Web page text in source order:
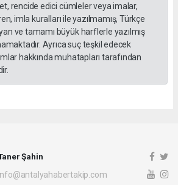
rencide edici cümleler veya imalar,
imla kuralları ile yazılmamış, Türkçe
ve tamamı büyük harflerle yazılmış
Ayrıca suç teşkil edecek
hakkında muhatapları tarafından
Şahin